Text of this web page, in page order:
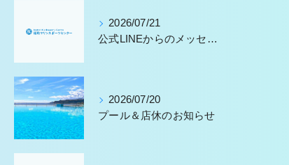
2026/07/21
公式LINEからのメッセージ返信に関するお願い
2026/07/20
プール＆店休のお知らせ